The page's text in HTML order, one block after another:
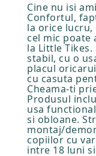
Cine nu isi
Confortul,
la orice
cel mic poate
la Little
stabil, cu o
placul
cu casuta
Cheama-ti
Produsul
usa
si obloane.
montaj/
copiilor cu
intre 18 luni